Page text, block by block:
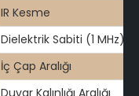
IR Kesme
Dielektrik Sabiti (1 MHz)
İç Çap Aralığı
Duvar Kalınlığı Aralığı